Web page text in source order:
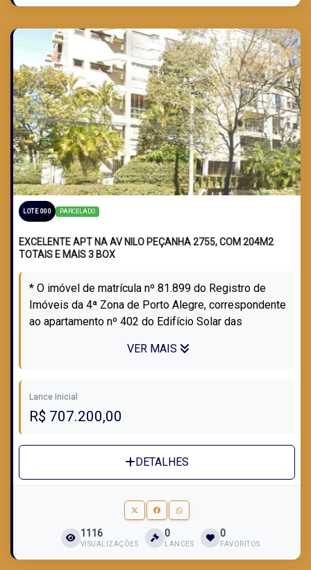
LOTE 000 PARCELADO
EXCELENTE APT NA AV NILO PEÇANHA 2755, COM 204M2
TOTAIS E MAIS 3 BOX
* O imóvel de matrícula nº 81.899 do Registro de
Imóveis da 4ª Zona de Porto Alegre, correspondente
ao apartamento nº 402 do Edifício Solar das
VER MAIS
Lance Inicial
R$ 707.200,00
DETALHES
1116
VISUALIZAÇÕES
0
LANCES
0
FAVORITOS